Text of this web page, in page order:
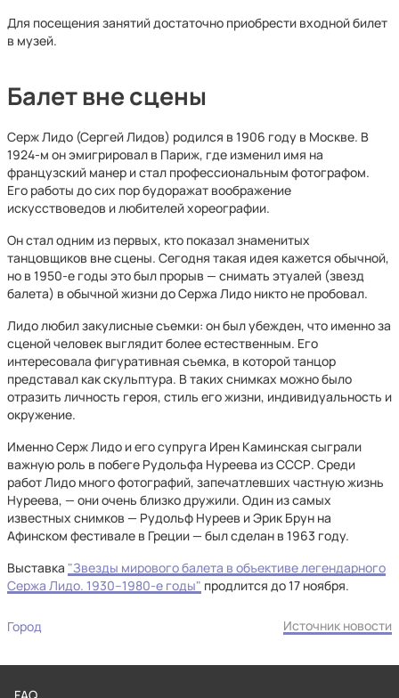
Для посещения занятий достаточно приобрести входной билет
в музей.
Балет вне сцены
Серж Лидо (Сергей Лидов) родился в 1906 году в Москве. В
1924-м он эмигрировал в Париж, где изменил имя на
французский манер и стал профессиональным фотографом.
Его работы до сих пор будоражат воображение
искусствоведов и любителей хореографии.
Он стал одним из первых, кто показал знаменитых
танцовщиков вне сцены. Сегодня такая идея кажется обычной,
но в 1950-е годы это был прорыв — снимать этуалей (звезд
балета) в обычной жизни до Сержа Лидо никто не пробовал.
Лидо любил закулисные съемки: он был убежден, что именно за
сценой человек выглядит более естественным. Его
интересовала фигуративная съемка, в которой танцор
представал как скульптура. В таких снимках можно было
отразить личность героя, стиль его жизни, индивидуальность и
окружение.
Именно Серж Лидо и его супруга Ирен Каминская сыграли
важную роль в побеге Рудольфа Нуреева из СССР. Среди
работ Лидо много фотографий, запечатлевших частную жизнь
Нуреева, — они очень близко дружили. Один из самых
известных снимков — Рудольф Нуреев и Эрик Брун на
Афинском фестивале в Греции — был сделан в 1963 году.
Выставка "Звезды мирового балета в объективе легендарного
Сержа Лидо. 1930–1980-е годы" продлится до 17 ноября.
Город Источник новости